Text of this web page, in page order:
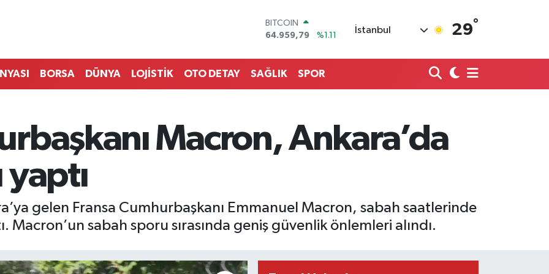
DOLAR
47,7436
%0.18
55,2510
%0.32
STERLİN
13.779
%-14
BITCOIN
64.959,79
İstanbul 29°
BORSA DÜNYA LOJİSTİK OTO DETAY SAĞLIK SPOR
Macron, Ankara’da
gelen Fransa Cumhurbaşkanı Emmanuel Macron, sabah saatlerinde
Macron’un sabah sporu sırasında geniş güvenlik önlemleri alındı.